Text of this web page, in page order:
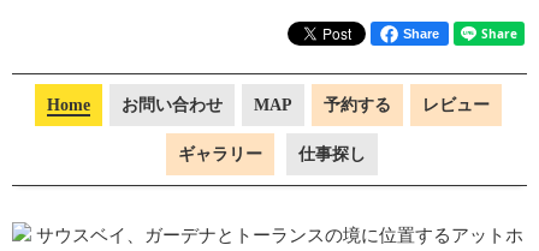
Share
Home お問い合わせ MAP 予約する レビュー
ギャラリー 仕事探し